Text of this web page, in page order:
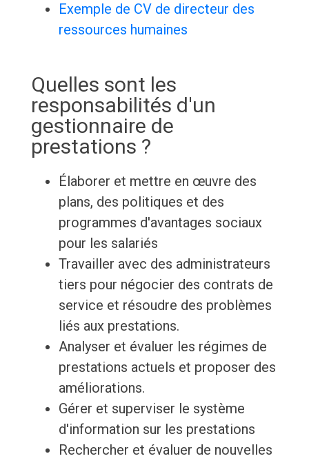
Exemple de CV de directeur des
ressources humaines
Quelles sont les
responsabilités d'un
gestionnaire de
prestations ?
Élaborer et mettre en œuvre des
plans, des politiques et des
programmes d'avantages sociaux
pour les salariés
Travailler avec des administrateurs
tiers pour négocier des contrats de
service et résoudre des problèmes
liés aux prestations.
Analyser et évaluer les régimes de
prestations actuels et proposer des
améliorations.
Gérer et superviser le système
d'information sur les prestations
Rechercher et évaluer de nouvelles